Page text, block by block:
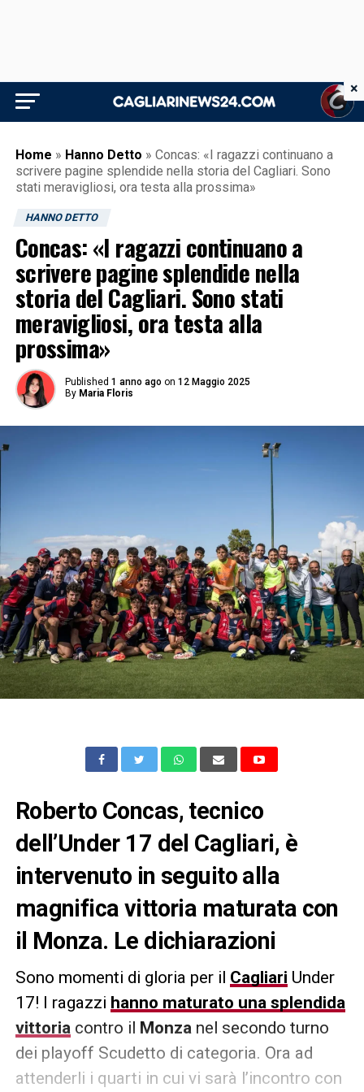
Home » Hanno Detto » Concas: «I ragazzi continuano a
scrivere pagine splendide nella storia del Cagliari. Sono
stati meravigliosi, ora testa alla prossima»
HANNO DETTO
Concas: «I ragazzi continuano a
scrivere pagine splendide nella
storia del Cagliari. Sono stati
meravigliosi, ora testa alla
prossima»
Published 1 anno ago on 12 Maggio 2025
By Maria Floris
Roberto Concas, tecnico
dell’Under 17 del Cagliari, è
intervenuto in seguito alla
magnifica vittoria maturata con
il Monza. Le dichiarazioni
Sono momenti di gloria per il Cagliari Under
17! I ragazzi hanno maturato una splendida
vittoriacontro il Monzanel secondo turno
dei playoff Scudetto di categoria. Ora ad
attenderli i quarti in cui vi sarà l’incontro con
×